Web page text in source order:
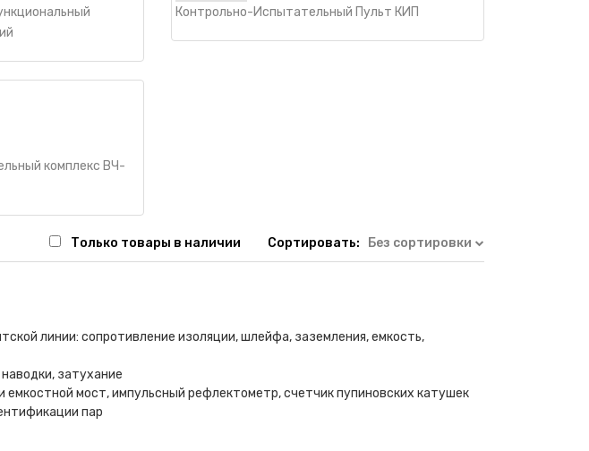
Контрольно-Испытательный Пульт КИП
комплекс ВЧ-
Сортировать: Без сортировки
Только товары в наличии
линии: сопротивление изоляции, шлейфа, заземления, емкость,
затухание
мост, импульсный рефлектометр, счетчик пупиновских катушек
пар